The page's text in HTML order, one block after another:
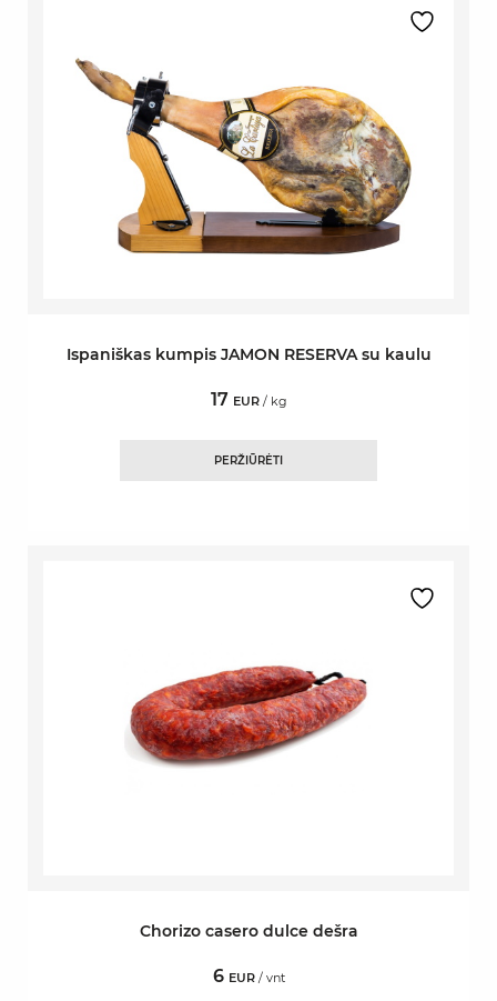
Ispaniškas kumpis JAMON RESERVA su kaulu
17 EUR / kg
PERŽIŪRĖTI
Chorizo casero dulce dešra
6 EUR/ vnt